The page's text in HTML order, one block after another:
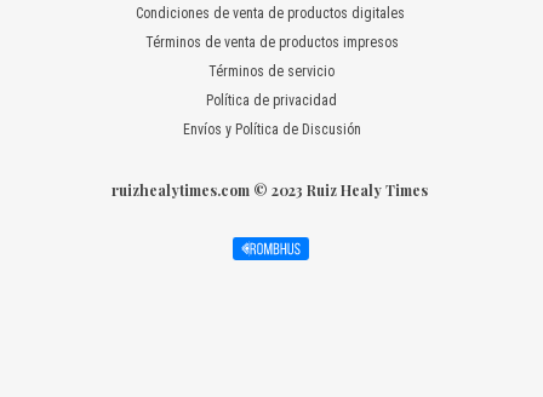
Condiciones de venta de productos digitales
Términos de venta de productos impresos
Términos de servicio
Política de privacidad
Envíos y Política de Discusión
ruizhealytimes.com © 2023 Ruiz Healy Times